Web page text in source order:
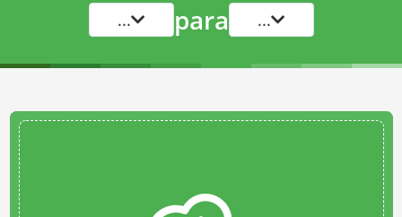
... para ...